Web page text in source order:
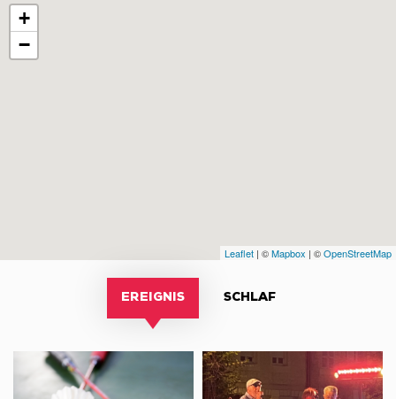
+
−
Leaflet | ©Mapbox | ©OpenStreetMap
EREIGNIS SCHLAF
Tournoi
Concert
et